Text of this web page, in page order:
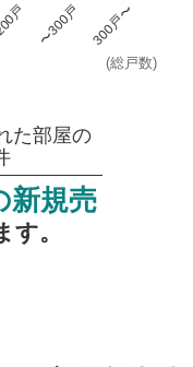
(総戸数)
戸 〜300戸 300戸〜
た部屋の
新規売
す。